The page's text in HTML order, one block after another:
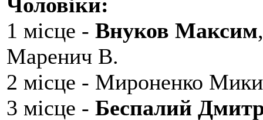
1 місце - Внуков Максим
Маренич В.
2 місце - Мироненко
3 місце - Беспалий